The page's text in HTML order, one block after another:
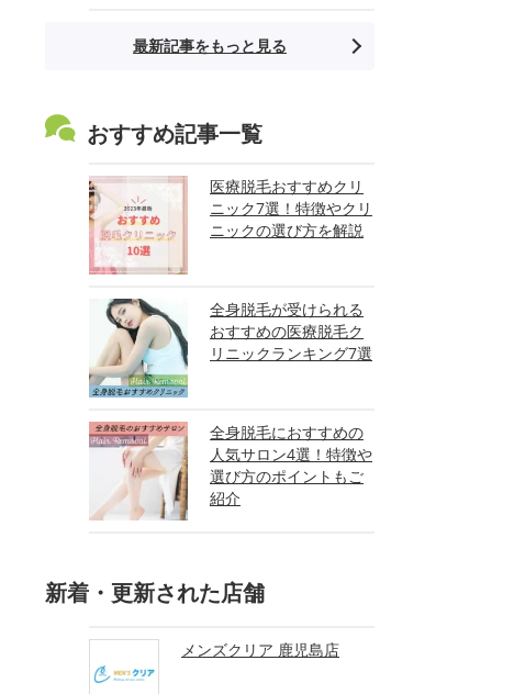
最新記事をもっと見る
おすすめ記事一覧
医療脱毛おすすめクリ
ニック7選！特徴やクリ
ニックの選び方を解説
全身脱毛が受けられる
おすすめの医療脱毛ク
リニックランキング7選
全身脱毛におすすめの
人気サロン4選！特徴や
選び方のポイントもご
紹介
新着・更新された店舗
メンズクリア 鹿児島店